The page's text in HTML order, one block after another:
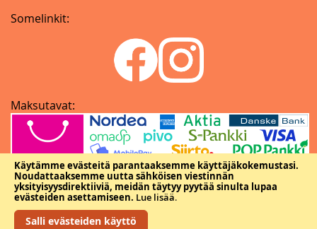
Käytämme evästeitä parantaaksemme käyttäjäkokemustasi.
Noudattaaksemme uutta sähköisen viestinnän
yksityisyysdirektiiviä, meidän täytyy pyytää sinulta lupaa
evästeiden asettamiseen. Lue lisää.
Salli evästeiden käyttö
Somelinkit:
Maksutavat:
Copyright © Tieteellisten seurain valtuuskunta